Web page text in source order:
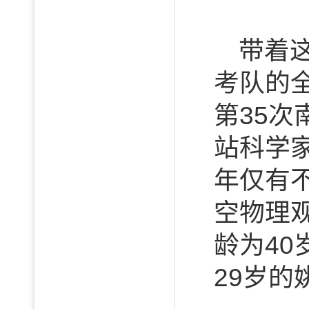
带着
考队的
第35次
站科学
年仅有
空物理
龄为40
29岁的